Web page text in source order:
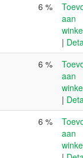
6 %
aan
|
6 %
aan
|
6 %
aan